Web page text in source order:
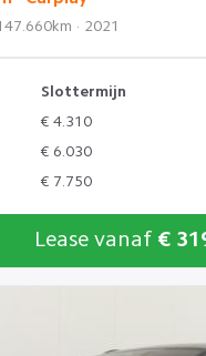
· 2021
Slottermijn
€ 4.310
€ 6.030
€ 7.750
Lease vanaf €